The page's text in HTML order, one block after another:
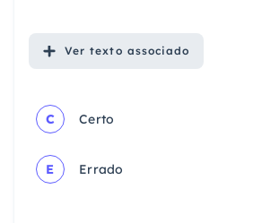
Ver texto associado
C Certo
E Errado